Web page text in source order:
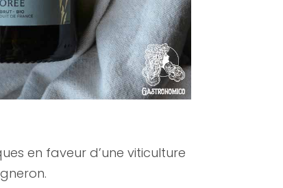
en faveur d’une viticulture